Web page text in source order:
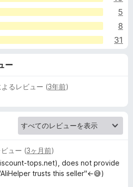
オ
ン
5
8
31
ー
よるレビュー (3年前)
ュー (3ヶ月前)
tops.net), does not provide
trusts this seller"←😅)